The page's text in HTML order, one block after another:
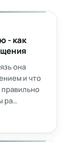
- как
она
и что
ра…